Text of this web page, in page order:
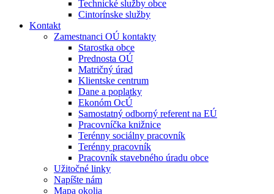
Technické služby obce
Cintorínske služby
Kontakt
Zamestnanci OÚ kontakty
Starostka obce
Prednosta OÚ
Matričný úrad
Klientske centrum
Dane a poplatky
Ekonóm OcÚ
Samostatný odborný referent na EÚ
Pracovníčka knižnice
Terénny sociálny pracovník
Terénny pracovník
Pracovník stavebného úradu obce
Užitočné linky
Napíšte nám
Mapa okolia